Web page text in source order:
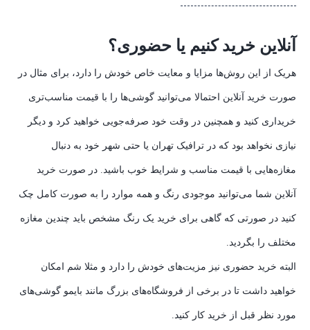
آنلاین خرید کنیم یا حضوری؟
هریک از این روش‌ها مزایا و معایت خاص خودش را دارد، برای مثال در
صورت خرید آنلاین احتمالا می‌توانید گوشی‌ها را با قیمت مناسب‌تری
خریداری کنید و همچنین در وقت خود صرفه‌جویی خواهید کرد و دیگر
نیازی نخواهد بود که در ترافیک تهران یا حتی شهر خود به دنبال
مغازه‌هایی با قیمت مناسب و شرایط خوب باشید. در صورت خرید
آنلاین شما می‌توانید موجودی رنگ و همه موارد را به صورت کامل چک
کنید در صورتی که گاهی برای خرید یک رنگ مشخص باید چندین مغازه
مختلف را بگردید.
البته خرید حضوری نیز مزیت‌های خودش را دارد و مثلا شم امکان
خواهید داشت تا در برخی از فروشگاه‌های بزرگ مانند بایمو گوشی‌های
مورد نظر قبل از خرید کار کنید.